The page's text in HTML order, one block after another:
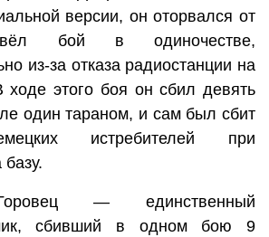
версии, он оторвался от
бой в одиночестве,
из-за отказа радиостанции на
ходе этого боя он сбил девять
один тараном, и сам был сбит
истребителей при
— единственный
сбивший в одном бою 9